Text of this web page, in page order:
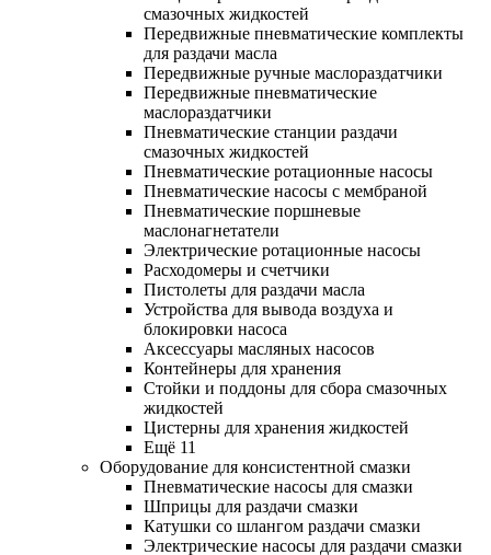
смазочных жидкостей
Передвижные пневматические комплекты
для раздачи масла
Передвижные ручные маслораздатчики
Передвижные пневматические
маслораздатчики
Пневматические станции раздачи
смазочных жидкостей
Пневматические ротационные насосы
Пневматические насосы с мембраной
Пневматические поршневые
маслонагнетатели
Электрические ротационные насосы
Расходомеры и счетчики
Пистолеты для раздачи масла
Устройства для вывода воздуха и
блокировки насоса
Аксессуары масляных насосов
Контейнеры для хранения
Стойки и поддоны для сбора смазочных
жидкостей
Цистерны для хранения жидкостей
Ещё 11
Оборудование для консистентной смазки
Пневматические насосы для смазки
Шприцы для раздачи смазки
Катушки со шлангом раздачи смазки
Электрические насосы для раздачи смазки